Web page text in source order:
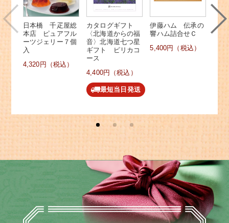
日本橋 千疋屋総
本店 ピュアフル
ーツジェリー７個
入
4,320円（税込）
カタログギフト
〈北海道からの福
音〉北海道七つ星
ギフト ピリカコ
ース
4,400円（税込）
最短当日発送
伊藤ハム 伝承の
響ハム詰合せＣ
5,400円（税込）